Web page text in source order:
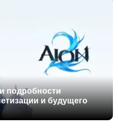
подробности
и будущего